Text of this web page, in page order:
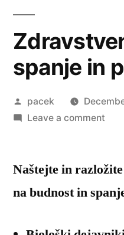
spanje in
Posted
by
pacek
Leave a commenton
–
in
Naštejte in
na budnost in